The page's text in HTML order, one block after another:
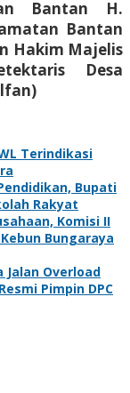
Bantan H.
Bantan
Hakim Majelis
Desa
Terindikasi
Bupati
Rakyat
Komisi II
Bungaraya
Jalan Overload
Pimpin DPC